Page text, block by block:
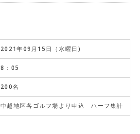
2021年09月15日（水曜日)
8：05
200名
中越地区各ゴルフ場より申込 ハーフ集計